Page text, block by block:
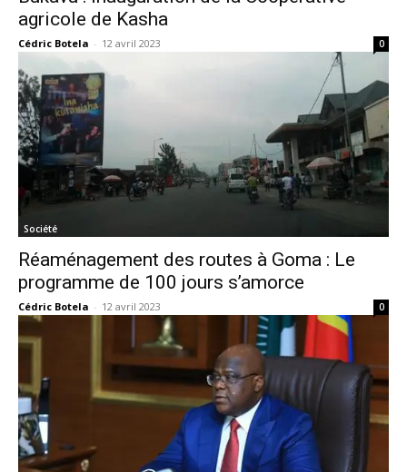
agricole de Kasha
Cédric Botela - 12 avril 2023 0
Société
Réaménagement des routes à Goma : Le
programme de 100 jours s’amorce
Cédric Botela - 12 avril 2023 0